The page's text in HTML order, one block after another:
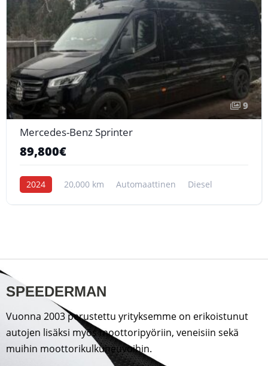
9
Mercedes-Benz Sprinter
89,800€
2024 20,000 km Automaattinen Diesel
SPEEDERMAN
Vuonna 2003 perustettu yrityksemme on erikoistunut
autojen lisäksi myös moottoripyöriin, veneisiin sekä
muihin moottorikulkuneuvoihin.